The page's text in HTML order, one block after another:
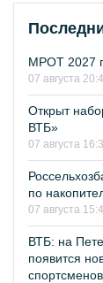
МРОТ 2027
07 августа
Открыт
ВТБ»
07 августа
по
07 августа
ВТБ: на
появится
спортсменов